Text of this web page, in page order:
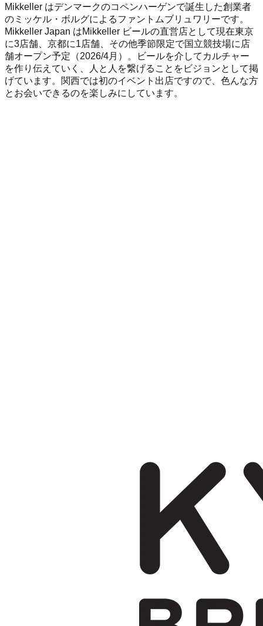
Mikkeller はデンマークのコペンハーゲンで誕生した創業者
のミッケル・ボルグによるファントムブリュワリーです。
Mikkeller Japan はMikkeller ビールの直営店として現在東京
に3店舗、京都に1店舗、その他季節限定で国立競技場に店
舗オープン予定（2026/4月）。ビールを介してカルチャー
を作り伝えていく、人と人を繋げることをビジョンとして掲
げています。関西では初のイベント出店ですので、色んな方
とお会いできるのを楽しみにしています。